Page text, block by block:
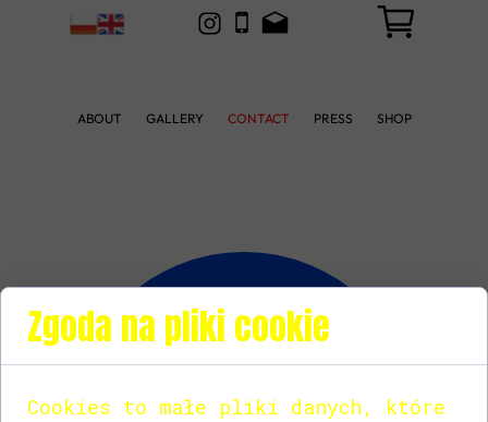
ABOUT GALLERY CONTACT PRESS SHOP
Questions?
Zgoda na pliki cookie
Cookies to małe pliki danych, które